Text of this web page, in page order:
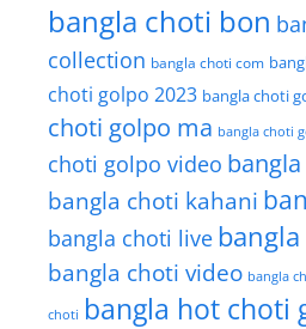
bangla choti bon
collection bangla choti com
choti golpo 2023 bangla choti
choti golpo ma bangla choti
choti golpo video
bangla choti kahani
bangla choti live
bangla choti video bangla
choti bangla hot choti